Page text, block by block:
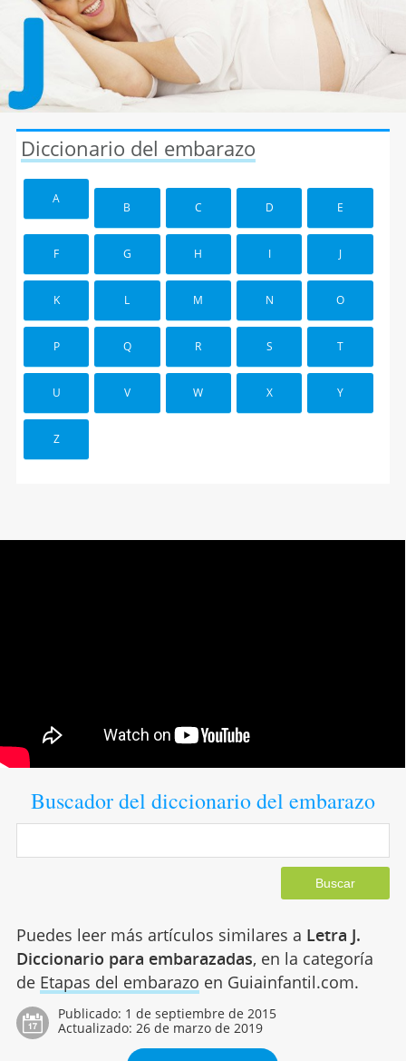
Diccionario del embarazo
A
B C D E
F G H I J
K L M N O
P Q R S T
U V W X Y
Z
Buscador del diccionario del embarazo
Puedes leer más artículos similares a Letra J.
Diccionario para embarazadas, en la categoría
de Etapas del embarazo en Guiainfantil.com.
Publicado: 1 de septiembre de 2015
Actualizado: 26 de marzo de 2019